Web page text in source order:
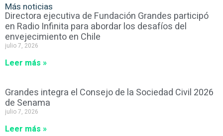
Más noticias
Directora ejecutiva de Fundación Grandes participó
en Radio Infinita para abordar los desafíos del
envejecimiento en Chile
julio 7, 2026
Leer más »
Grandes integra el Consejo de la Sociedad Civil 2026
de Senama
julio 7, 2026
Leer más »